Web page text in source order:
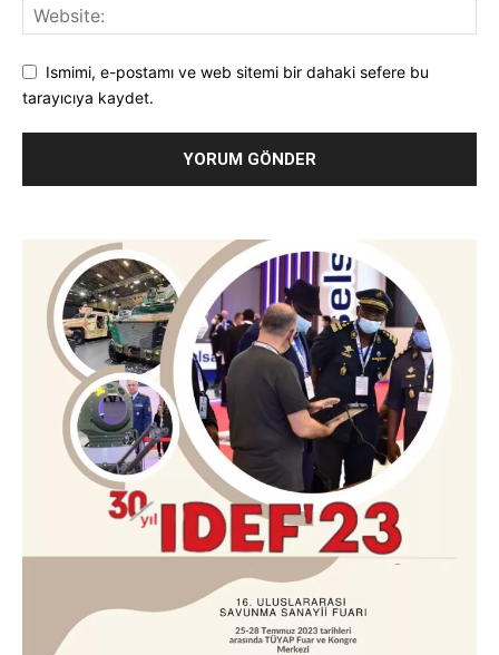
Ismimi, e-postamı ve web sitemi bir dahaki sefere bu
tarayıcıya kaydet.